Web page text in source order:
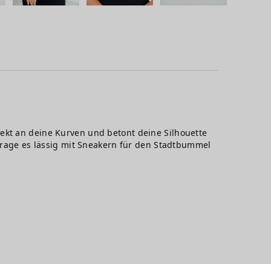
an deine Kurven und betont deine Silhouette
es lässig mit Sneakern für den Stadtbummel